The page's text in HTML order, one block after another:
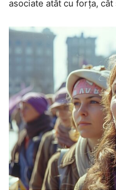
asociate atât cu forța,